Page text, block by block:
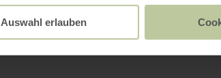
Auswahl erlauben